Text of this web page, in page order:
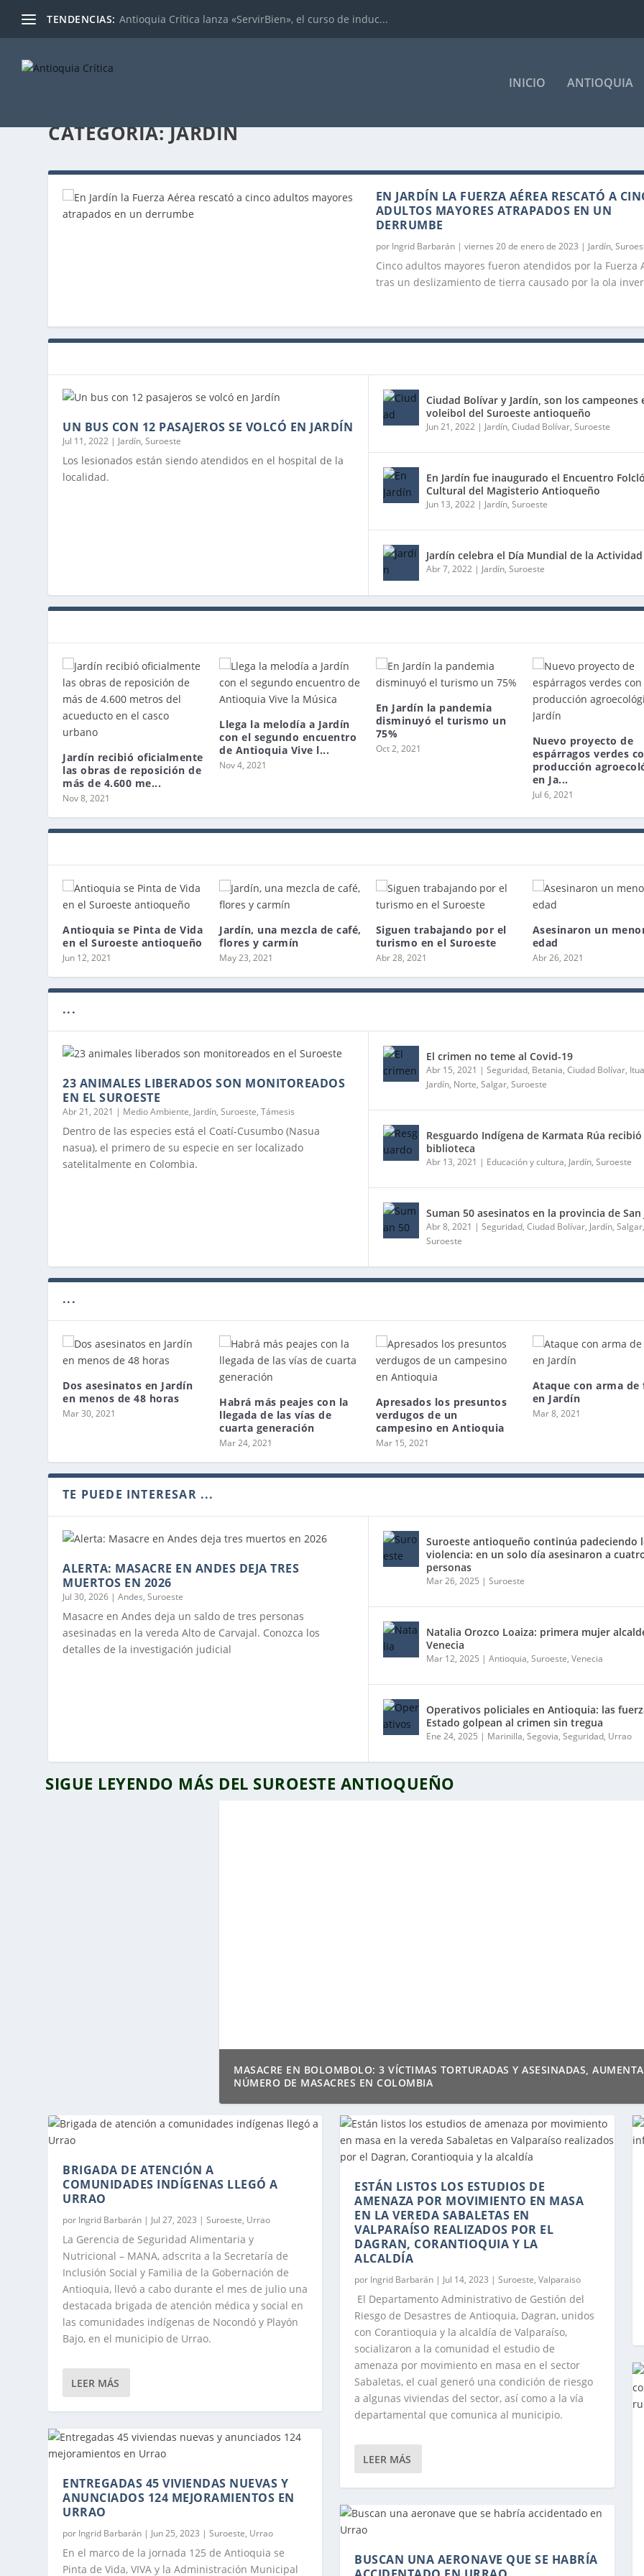
TENDENCIAS: Antioquia Crítica lanza «ServirBien», el curso de induc...
INICIO ANTIOQUIA
CATEGORÍA:JARDÍN
EN JARDÍN LA FUERZA AÉREA RESCATÓ A
ADULTOS MAYORES ATRAPADOS EN UN
DERRUMBE
por Ingrid Barbarán| viernes 20 de enero de 2023 | Jardín,
Cinco adultos mayores fueron atendidos por la Fuerza
tras un deslizamiento de tierra causado por la ola
UN BUS CON 12 PASAJEROS SE VOLCÓ EN JARDÍN
Jul 11, 2022 | Jardín,Suroeste
Los lesionados están siendo atendidos en el hospital de la
localidad.
Ciudad Bolívar y Jardín, son los campeones
voleibol del Suroeste antioqueño
Jun 21, 2022| Jardín, Ciudad Bolívar, Suroeste
En Jardín fue inaugurado el Encuentro
Cultural del Magisterio Antioqueño
Jun 13, 2022| Jardín, Suroeste
Jardín celebra el Día Mundial de la Actividad
Abr 7, 2022| Jardín, Suroeste
Jardín recibió oficialmente
las obras de reposición de
más de 4.600 me...
Nov 8, 2021
Llega la melodía a Jardín
con el segundo encuentro
de Antioquia Vive l...
Nov 4, 2021
En Jardín la pandemia
disminuyó el turismo un
75%
Oct 2, 2021
Nuevo proyecto de
espárragos verdes
producción
en Ja...
Jul 6, 2021
Antioquia se Pinta de Vida
en el Suroeste antioqueño
Jun 12, 2021
Jardín, una mezcla de café,
flores y carmín
May 23, 2021
Siguen trabajando por el
turismo en el Suroeste
Abr 28, 2021
Asesinaron un
edad
Abr 26, 2021
...
23 ANIMALES LIBERADOS SON MONITOREADOS
EN EL SUROESTE
Abr 21, 2021 | Medio Ambiente, Jardín,Suroeste,Támesis
Dentro de las especies está el Coatí-Cusumbo (Nasua
nasua), el primero de su especie en ser localizado
satelitalmente en Colombia.
El crimen no teme al Covid-19
Abr 15, 2021 | Seguridad, Betania, Ciudad Bolívar,
Jardín, Norte, Salgar, Suroeste
Resguardo Indígena de Karmata Rúa recibió
biblioteca
Abr 13, 2021 | Educación y cultura, Jardín, Suroeste
Suman 50 asesinatos en la provincia de San
Abr 8, 2021 | Seguridad, Ciudad Bolívar, Jardín, Salgar,
Suroeste
...
Dos asesinatos en Jardín
en menos de 48 horas
Mar 30, 2021
Habrá más peajes con la
llegada de las vías de
cuarta generación
Mar 24, 2021
Apresados los presuntos
verdugos de un
campesino en Antioquia
Mar 15, 2021
Ataque con arma de
en Jardín
Mar 8, 2021
TE PUEDE INTERESAR ...
ALERTA: MASACRE EN ANDES DEJA TRES
MUERTOS EN 2026
Jul 30, 2026 |Andes,Suroeste
Masacre en Andes deja un saldo de tres personas
asesinadas en la vereda Alto de Carvajal. Conozca los
detalles de la investigación judicial
Suroeste antioqueño continúa padeciendo
violencia: en un solo día asesinaron a
personas
Mar 26, 2025 | Suroeste
Natalia Orozco Loaiza: primera mujer
Venecia
Mar 12, 2025 | Antioquia, Suroeste, Venecia
Operativos policiales en Antioquia: las
Estado golpean al crimen sin tregua
Ene 24, 2025 | Marinilla, Segovia, Seguridad, Urrao
SIGUE LEYENDO MÁS DEL SUROESTE ANTIOQUEÑO
MASACRE EN BOLOMBOLO: 3 VÍCTIMAS TORTURADAS Y ASESINADAS,
NÚMERO DE MASACRES EN COLOMBIA
CON LUIS PÉREZ, EL SUROESTE DE ANTIOQUIA SE PREPARA PARA UN GRAN
BRIGADA DE ATENCIÓN A
COMUNIDADES INDÍGENAS LLEGÓ A
URRAO
por Ingrid Barbarán | Jul 27, 2023 |Suroeste, Urrao
La Gerencia de Seguridad Alimentaria y
Nutricional – MANA, adscrita a la Secretaría de
Inclusión Social y Familia de la Gobernación de
Antioquia, llevó a cabo durante el mes de julio una
destacada brigada de atención médica y social en
las comunidades indígenas de Nocondó y Playón
Bajo, en el municipio de Urrao.
LEER MÁS
ENTREGADAS 45 VIVIENDAS NUEVAS Y
ANUNCIADOS 124 MEJORAMIENTOS EN
URRAO
por Ingrid Barbarán | Jun 25, 2023 |Suroeste, Urrao
En el marco de la jornada 125 de Antioquia se
Pinta de Vida, VIVA y la Administración Municipal
ESTÁN LISTOS LOS ESTUDIOS DE
AMENAZA POR MOVIMIENTO EN MASA
EN LA VEREDA SABALETAS EN
VALPARAÍSO REALIZADOS POR EL
DAGRAN, CORANTIOQUIA Y LA
ALCALDÍA
por Ingrid Barbarán | Jul 14, 2023 |Suroeste,Valparaiso
El Departamento Administrativo de Gestión del
Riesgo de Desastres de Antioquia, Dagran, unidos
con Corantioquia y la alcaldía de Valparaíso,
socializaron a la comunidad el estudio de
amenaza por movimiento en masa en el sector
Sabaletas, el cual generó una condición de riesgo
a algunas viviendas del sector, así como a la vía
departamental que comunica al municipio.
LEER MÁS
BUSCAN UNA AERONAVE QUE SE HABRÍA